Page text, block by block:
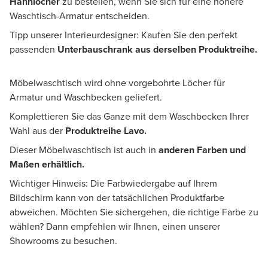
Waschtisch-Armatur entscheiden.
Tipp unserer Interieurdesigner: Kaufen Sie den perfekt
passenden Unterbauschrankaus derselben Produktreihe.
Möbelwaschtisch wird ohne vorgebohrte Löcher für
Armatur und Waschbecken geliefert.
Komplettieren Sie das Ganze mit dem Waschbecken Ihrer
Wahl aus der Produktreihe Lavo.
Dieser Möbelwaschtisch ist auch in anderen Farben und
Maßen erhältlich.
Wichtiger Hinweis: Die Farbwiedergabe auf Ihrem
Bildschirm kann von der tatsächlichen Produktfarbe
abweichen. Möchten Sie sichergehen, die richtige Farbe zu
wählen? Dann empfehlen wir Ihnen, einen unserer
Showrooms zu besuchen.